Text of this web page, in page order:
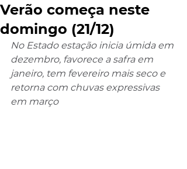
Verão começa neste
domingo (21/12)
No Estado estação inicia úmida em
dezembro, favorece a safra em
janeiro, tem fevereiro mais seco e
retorna com chuvas expressivas
em março